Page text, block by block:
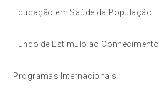
Educação em Saúde da População
Fundo de Estímulo ao Conhecimento
Programas Internacionais